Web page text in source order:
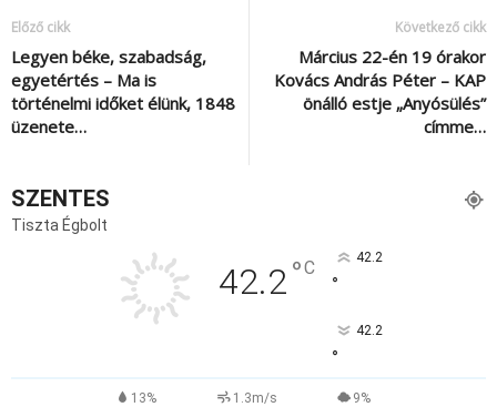
Előző cikk
Legyen béke, szabadság,
egyetértés – Ma is
történelmi időket élünk, 1848
üzenete…
Következő cikk
Március 22-én 19 órakor
Kovács András Péter – KAP
önálló estje „Anyósülés”
címme…
SZENTES
Tiszta Égbolt
42.2°C 42.2
°
42.2
°
13% 1.3m/s 9%